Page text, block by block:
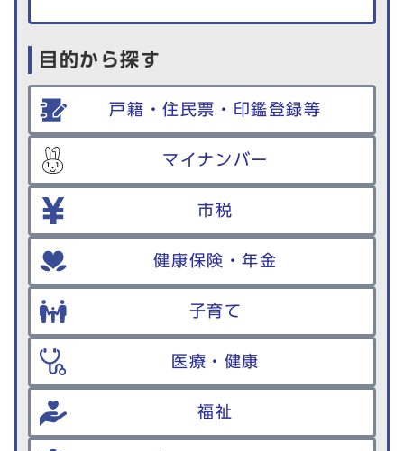
目的から探す
戸籍・住民票・印鑑登録等
マイナンバー
市税
健康保険・年金
子育て
医療・健康
福祉